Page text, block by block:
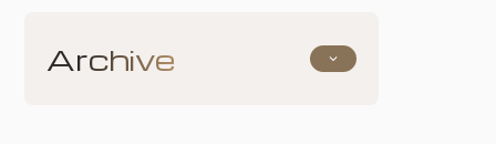
Archive keyboard_arrow_down